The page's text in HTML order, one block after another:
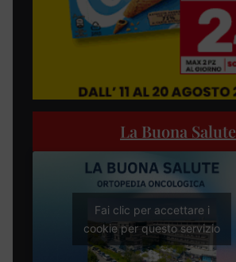
La Buona Salute
Fai clic per accettare i
cookie per questo servizio